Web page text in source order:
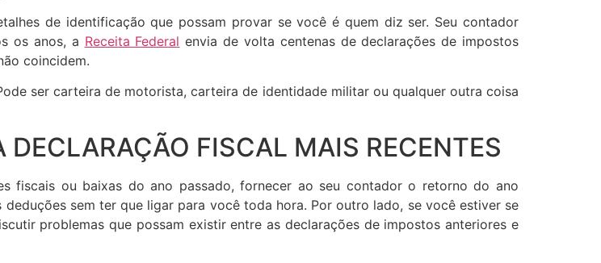
de identificação que possam provar se você é quem diz ser. Seu contador
os anos, a Receita Federal envia de volta centenas de declarações de impostos
coincidem.
ser carteira de motorista, carteira de identidade militar ou qualquer outra coisa
FISCAL MAIS RECENTES
fiscais ou baixas do ano passado, fornecer ao seu contador o retorno do ano
sem ter que ligar para você toda hora. Por outro lado, se você estiver se
problemas que possam existir entre as declarações de impostos anteriores e